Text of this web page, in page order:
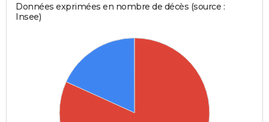
Données exprimées en nombre de décès (source :
Insee)